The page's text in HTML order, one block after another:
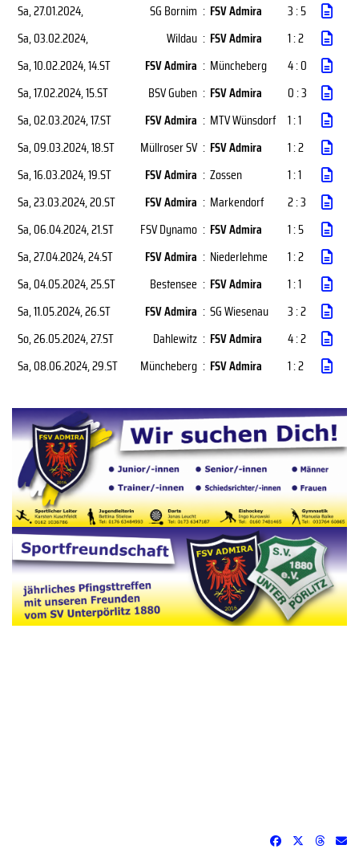
Sa, 27.01.2024, SG Bornim : FSV Admira
3 : 5
Sa, 03.02.2024, Wildau : FSV Admira
1 : 2
Sa, 10.02.2024, 14.ST FSV Admira : Müncheberg
4 : 0
Sa, 17.02.2024, 15.ST BSV Guben : FSV Admira
0 : 3
Sa, 02.03.2024, 17.ST FSV Admira : MTV Wünsdorf 1 : 1
Sa, 09.03.2024, 18.ST Müllroser SV : FSV Admira
1 : 2
Sa, 16.03.2024, 19.ST FSV Admira : Zossen
1 : 1
Sa, 23.03.2024, 20.ST FSV Admira : Markendorf
2 : 3
Sa, 06.04.2024, 21.ST FSV Dynamo : FSV Admira
1 : 5
Sa, 27.04.2024, 24.ST FSV Admira : Niederlehme
1 : 2
Sa, 04.05.2024, 25.ST Bestensee : FSV Admira
1 : 1
Sa, 11.05.2024, 26.ST FSV Admira : SG Wiesenau
3 : 2
So, 26.05.2024, 27.ST Dahlewitz : FSV Admira
4 : 2
Sa, 08.06.2024, 29.ST Müncheberg : FSV Admira 1 : 2